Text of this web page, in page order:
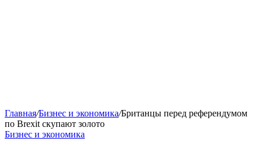
Главная/Бизнес и экономика/Британцы перед референдумом
по Brexit скупают золото
Бизнес и экономика